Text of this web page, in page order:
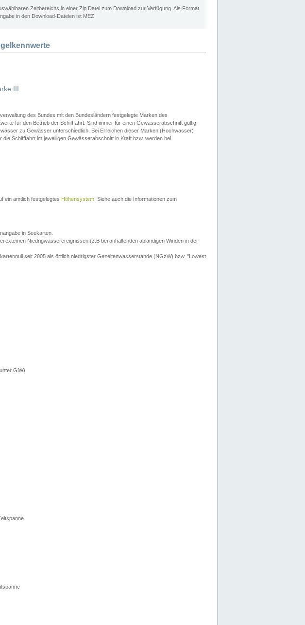
Zeitbereichs in einer Zip Datei zum Download zur Verfügung. Als Format
in den Download-Dateien ist MEZ!
III
des Bundes mit den Bundesländern festgelegte Marken des
für den Betrieb der Schifffahrt. Sind immer für einen Gewässerabschnitt gültig.
zu Gewässer unterschiedlich. Bei Erreichen dieser Marken (Hochwasser)
Schifffahrt im jeweiligen Gewässerabschnitt in Kraft bzw. werden bei
ein amtlich festgelegtes Höhensystem . Siehe auch die Informationen zum
in Seekarten.
extemen Niedrigwasserereignissen (z.B bei anhaltenden ablandigen Winden in der
seit 2005 als örtlich niedrigster Gezeitenwasserstande (NGzW) bzw. "Lowest
GlW)